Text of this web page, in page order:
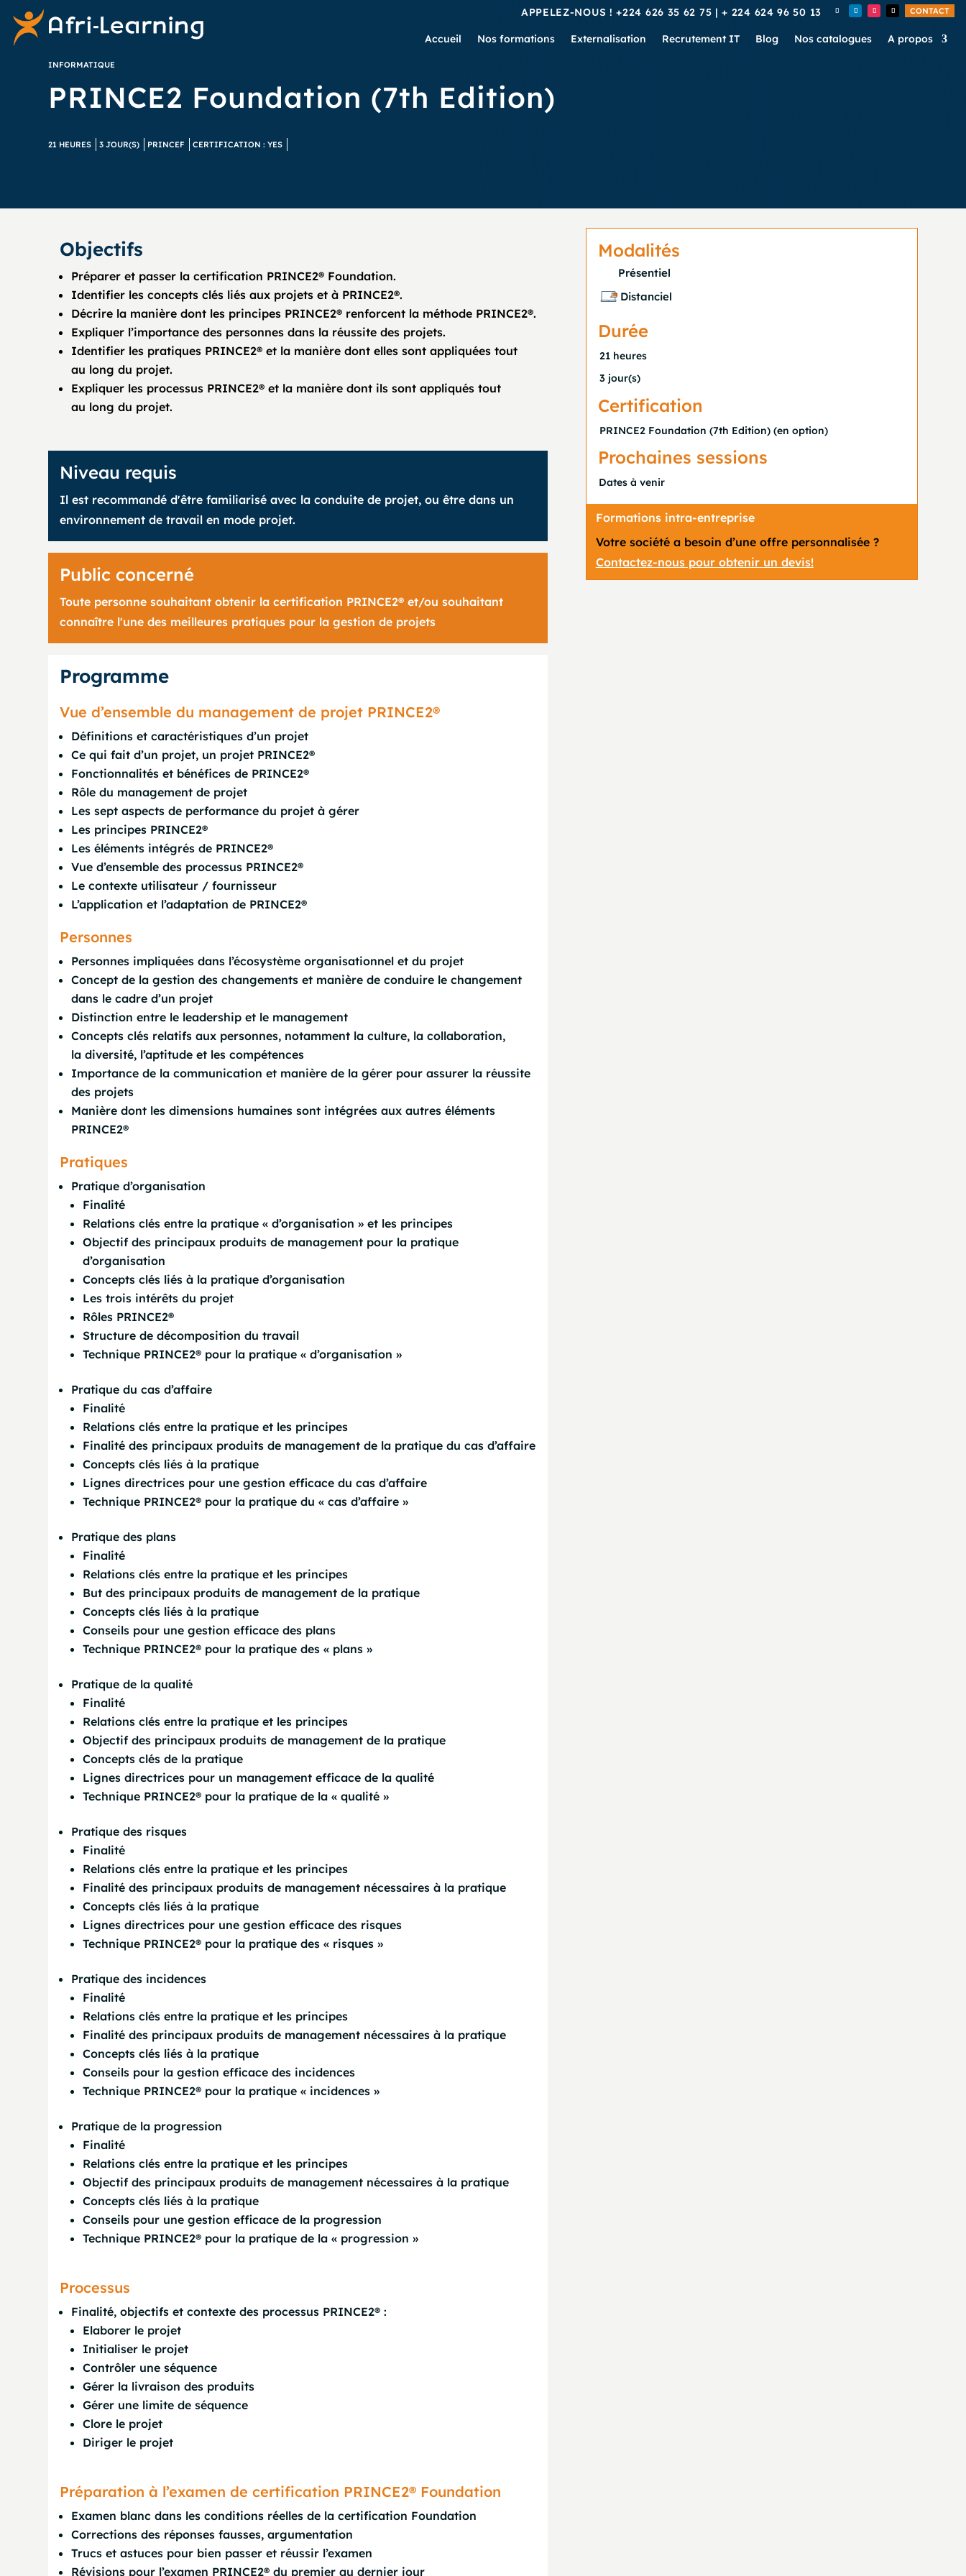
APPELEZ-NOUS !+224 626 35 62 75 |+ 224 624 96 50 13 CONTACT
Accueil Nos formations Externalisation Recrutement IT Blog Nos catalogues A propos
INFORMATIQUE
PRINCE2 Foundation (7th Edition)
21 HEURES 3 JOUR(S) PRINCEF CERTIFICATION : YES
Objectifs
Préparer et passer la certification PRINCE2® Foundation.
Identifier les concepts clés liés aux projets et à PRINCE2®.
Décrire la manière dont les principes PRINCE2® renforcent la méthode PRINCE2®.
Expliquer l’importance des personnes dans la réussite des projets.
Identifier les pratiques PRINCE2® et la manière dont elles sont appliquées tout
au long du projet.
Expliquer les processus PRINCE2® et la manière dont ils sont appliqués tout
au long du projet.
Niveau requis
Il est recommandé d'être familiarisé avec la conduite de projet, ou être dans un
environnement de travail en mode projet.
Public concerné
Toute personne souhaitant obtenir la certification PRINCE2® et/ou souhaitant
connaître l'une des meilleures pratiques pour la gestion de projets
Programme
Vue d’ensemble du management de projet PRINCE2®
Définitions et caractéristiques d’un projet
Ce qui fait d’un projet, un projet PRINCE2®
Fonctionnalités et bénéfices de PRINCE2®
Rôle du management de projet
Les sept aspects de performance du projet à gérer
Les principes PRINCE2®
Les éléments intégrés de PRINCE2®
Vue d’ensemble des processus PRINCE2®
Le contexte utilisateur / fournisseur
L’application et l’adaptation de PRINCE2®
Personnes
Personnes impliquées dans l’écosystème organisationnel et du projet
Concept de la gestion des changements et manière de conduire le changement
dans le cadre d’un projet
Distinction entre le leadership et le management
Concepts clés relatifs aux personnes, notamment la culture, la collaboration,
la diversité, l’aptitude et les compétences
Importance de la communication et manière de la gérer pour assurer la réussite
des projets
Manière dont les dimensions humaines sont intégrées aux autres éléments
PRINCE2®
Pratiques
Pratique d’organisation
Finalité
Relations clés entre la pratique « d’organisation » et les principes
Objectif des principaux produits de management pour la pratique
d’organisation
Concepts clés liés à la pratique d’organisation
Les trois intérêts du projet
Rôles PRINCE2®
Structure de décomposition du travail
Technique PRINCE2® pour la pratique « d’organisation »
Pratique du cas d’affaire
Finalité
Relations clés entre la pratique et les principes
Finalité des principaux produits de management de la pratique du cas d’affaire
Concepts clés liés à la pratique
Lignes directrices pour une gestion efficace du cas d’affaire
Technique PRINCE2® pour la pratique du « cas d’affaire »
Pratique des plans
Finalité
Relations clés entre la pratique et les principes
But des principaux produits de management de la pratique
Concepts clés liés à la pratique
Conseils pour une gestion efficace des plans
Technique PRINCE2® pour la pratique des « plans »
Pratique de la qualité
Finalité
Relations clés entre la pratique et les principes
Objectif des principaux produits de management de la pratique
Concepts clés de la pratique
Lignes directrices pour un management efficace de la qualité
Technique PRINCE2® pour la pratique de la « qualité »
Pratique des risques
Finalité
Relations clés entre la pratique et les principes
Finalité des principaux produits de management nécessaires à la pratique
Concepts clés liés à la pratique
Lignes directrices pour une gestion efficace des risques
Technique PRINCE2® pour la pratique des « risques »
Pratique des incidences
Finalité
Relations clés entre la pratique et les principes
Finalité des principaux produits de management nécessaires à la pratique
Concepts clés liés à la pratique
Conseils pour la gestion efficace des incidences
Technique PRINCE2® pour la pratique « incidences »
Pratique de la progression
Finalité
Relations clés entre la pratique et les principes
Objectif des principaux produits de management nécessaires à la pratique
Concepts clés liés à la pratique
Conseils pour une gestion efficace de la progression
Technique PRINCE2® pour la pratique de la « progression »
Processus
Finalité, objectifs et contexte des processus PRINCE2® :
Elaborer le projet
Initialiser le projet
Contrôler une séquence
Gérer la livraison des produits
Gérer une limite de séquence
Clore le projet
Diriger le projet
Préparation à l’examen de certification PRINCE2® Foundation
Examen blanc dans les conditions réelles de la certification Foundation
Corrections des réponses fausses, argumentation
Trucs et astuces pour bien passer et réussir l’examen
Révisions pour l’examen PRINCE2® du premier au dernier jour
Modalités
Présentiel
Distanciel
Durée
21 heures
3 jour(s)
Certification
PRINCE2 Foundation (7th Edition) (en option)
Prochaines sessions
Dates à venir
Formations intra-entreprise
Votre société a besoin d’une offre personnalisée ?
Contactez-nous pour obtenir un devis!